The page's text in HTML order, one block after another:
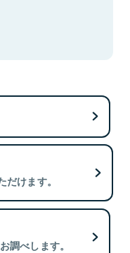
けます。
調べします。